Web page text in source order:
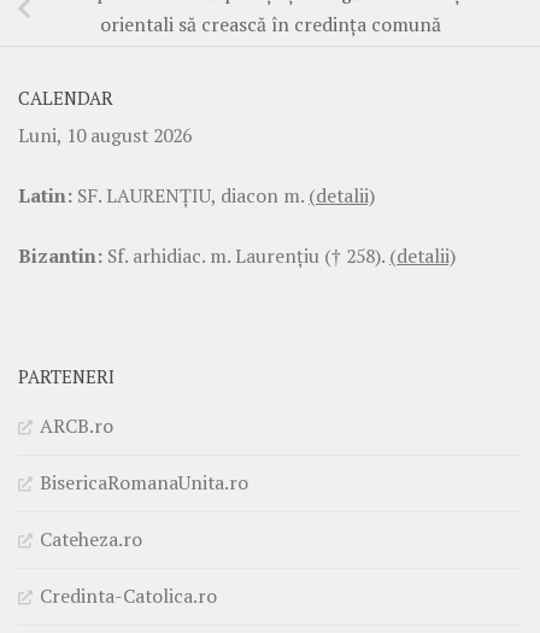
orientali să crească în credința comună
CALENDAR
Luni, 10 august 2026
Latin: SF. LAURENŢIU, diacon m. (detalii)
Bizantin: Sf. arhidiac. m. Laurenţiu († 258). (detalii)
PARTENERI
ARCB.ro
BisericaRomanaUnita.ro
Cateheza.ro
Credinta-Catolica.ro